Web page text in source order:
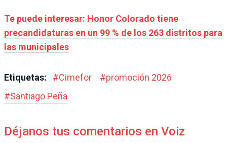
Te puede interesar: Honor Colorado tiene
precandidaturas en un 99 % de los 263 distritos para
las municipales
Etiquetas: #Cimefor #promoción 2026
#Santiago Peña
Déjanos tus comentarios en Voiz